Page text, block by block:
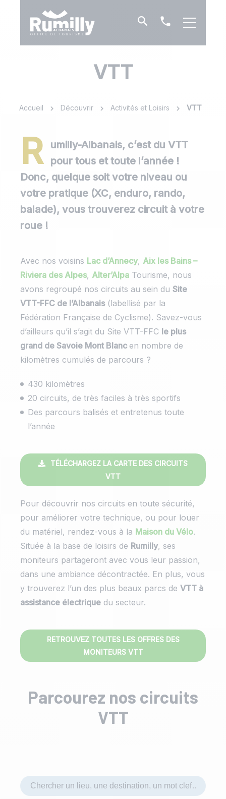
Contact
VTT
Accueil Découvrir Activités et Loisirs VTT
R
umilly-Albanais, c’est du VTT
pour tous et toute l’année !
Donc, quelque soit votre niveau ou
votre pratique (XC, enduro, rando,
balade), vous trouverez circuit à votre
roue !
Avec nos voisins Lac d’Annecy, Aix les Bains –
Riviera des Alpes, Alter’Alpa Tourisme, nous
avons regroupé nos circuits au sein du Site
VTT-FFC de l’Albanais(labellisé par la
Fédération Française de Cyclisme). Savez-vous
d’ailleurs qu’il s’agit du Site VTT-FFC le plus
grand de Savoie Mont Blanc en nombre de
kilomètres cumulés de parcours ?
430 kilomètres
20 circuits, de très faciles à très sportifs
Des parcours balisés et entretenus toute
l’année
TÉLÉCHARGEZ LA CARTE DES CIRCUITS
VTT
Pour découvrir nos circuits en toute sécurité,
pour améliorer votre technique, ou pour louer
du matériel, rendez-vous à la Maison du Vélo.
Située à la base de loisirs de Rumilly, ses
moniteurs partageront avec vous leur passion,
dans une ambiance décontractée. En plus, vous
y trouverez l’un des plus beaux parcs de VTT à
assistance électrique du secteur.
RETROUVEZ TOUTES LES OFFRES DES
MONITEURS VTT
Parcourez nos circuits
VTT